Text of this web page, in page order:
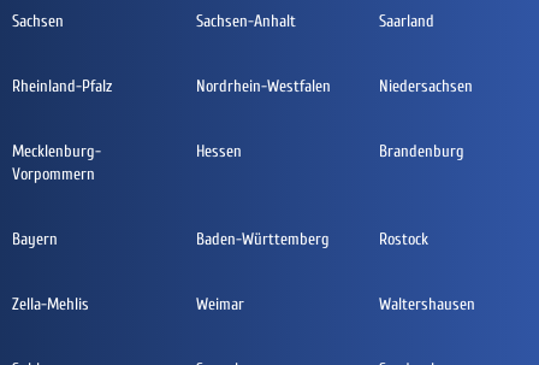
Sachsen Sachsen-Anhalt Saarland
Rheinland-Pfalz Nordrhein-Westfalen Niedersachsen
Mecklenburg-
Vorpommern
Hessen Brandenburg
Bayern Baden-Württemberg Rostock
Zella-Mehlis Weimar Waltershausen